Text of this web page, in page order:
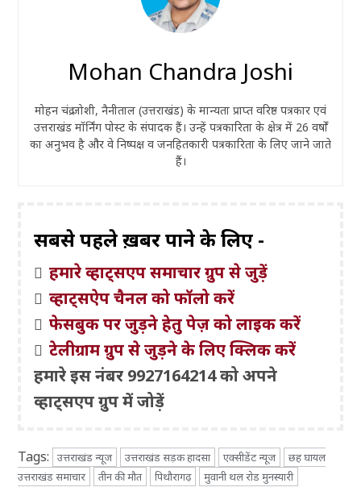
Mohan Chandra Joshi
मोहन चंद्र जोशी, नैनीताल (उत्तराखंड) के मान्यता प्राप्त वरिष्ठ पत्रकार एवं
उत्तराखंड मॉर्निंग पोस्ट के संपादक हैं। उन्हें पत्रकारिता के क्षेत्र में 26 वर्षों
का अनुभव है और वे निष्पक्ष व जनहितकारी पत्रकारिता के लिए जाने जाते
हैं।
सबसे पहले ख़बरें पाने के लिए -
हमारे व्हाट्सएप समाचार ग्रुप से जुड़ें
व्हाट्सऐप चैनल को फॉलो करें
फेसबुक पर जुड़ने हेतु पेज़ को लाइक करें
टेलीग्राम ग्रुप से जुड़ने के लिए क्लिक करें
हमारे इस नंबर 9927164214 को अपने
व्हाट्सएप ग्रुप में जोड़ें
Tags: उत्तराखंड न्यूज उत्तराखंड सड़क हादसा एक्सीडेंट न्यूज
छह घायल
उत्तराखंड समाचार
तीन की मौत पिथौरागढ़ मुवानी थल रोड मुनस्यारी